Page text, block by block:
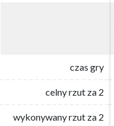
czas gry
celny rzut za 2
wykonywany rzut za 2
czas gry
celny rzut za 2
wykonywany rzut za 2